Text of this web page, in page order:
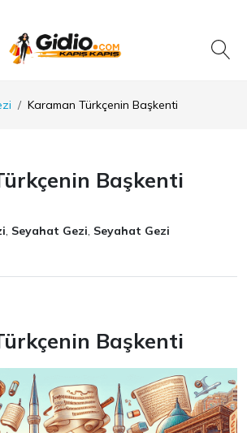
Karaman Türkçenin Başkenti
Başkenti
, Seyahat Gezi, Seyahat Gezi
Başkenti